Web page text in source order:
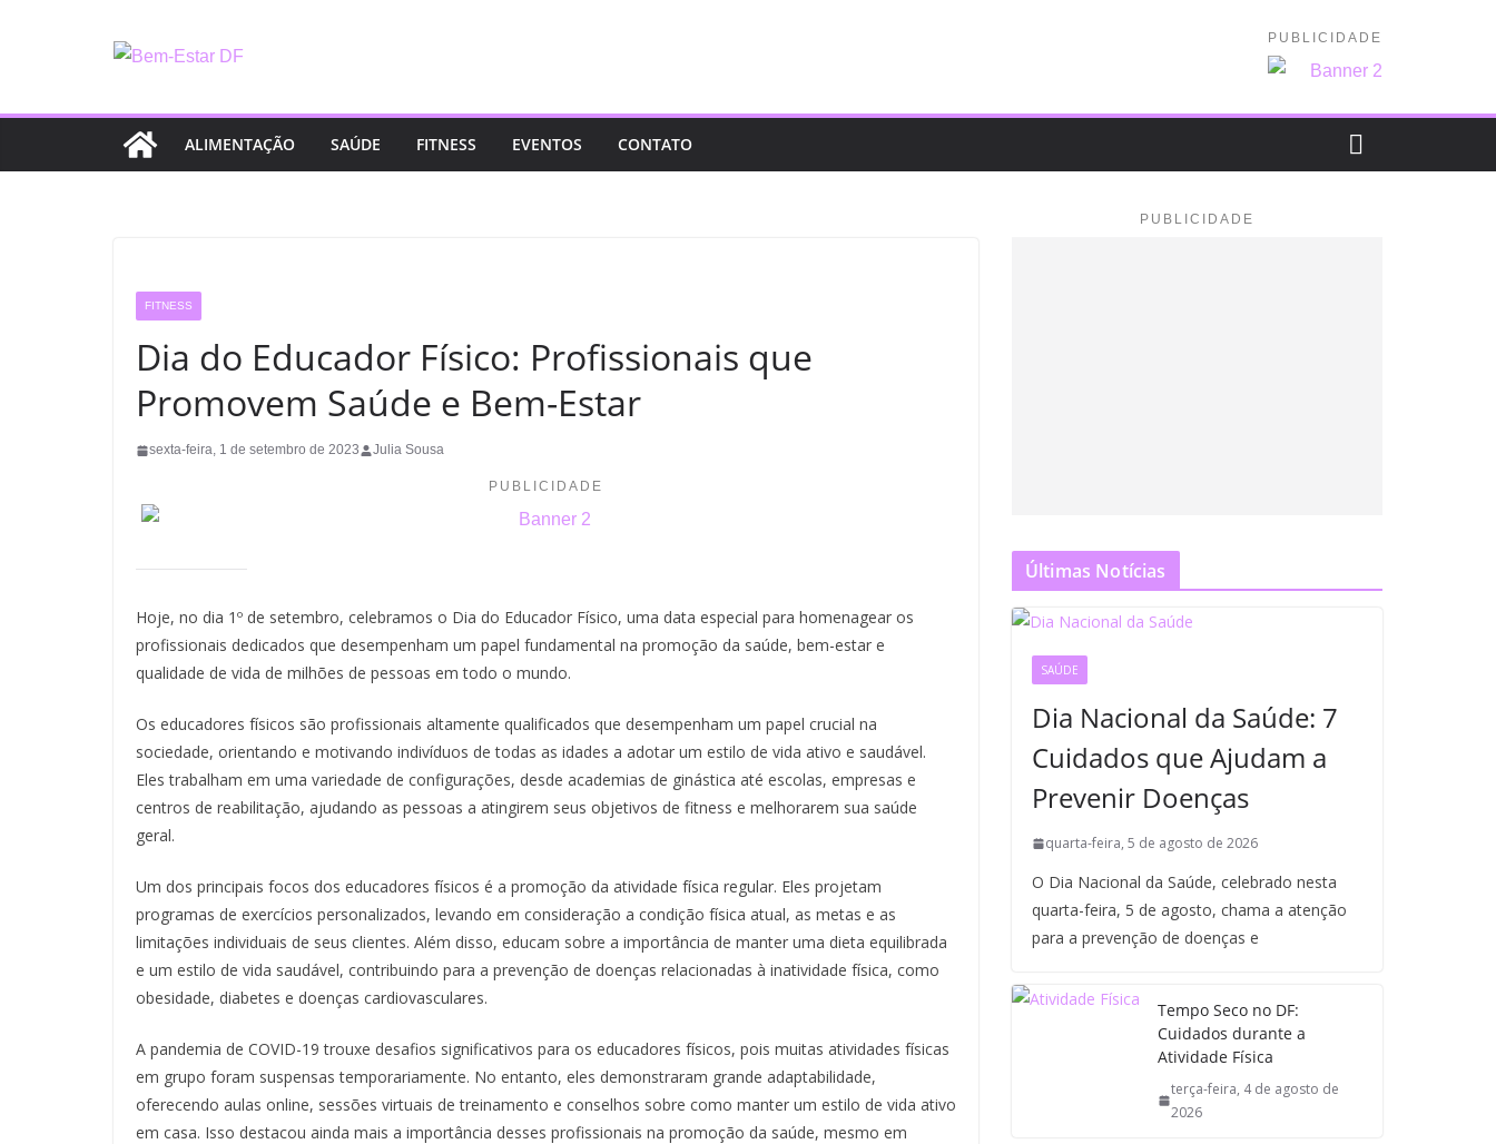
PUBLICIDADE
ALIMENTAÇÃO SAÚDE FITNESS EVENTOS CONTATO
FITNESS
Dia do Educador Físico: Profissionais que
Promovem Saúde e Bem-Estar
sexta-feira, 1 de setembro de 2023 Julia Sousa
PUBLICIDADE
Hoje, no dia 1º de setembro, celebramos o Dia do Educador Físico, uma data especial para homenagear os
profissionais dedicados que desempenham um papel fundamental na promoção da saúde, bem-estar e
qualidade de vida de milhões de pessoas em todo o mundo.
Os educadores físicos são profissionais altamente qualificados que desempenham um papel crucial na
sociedade, orientando e motivando indivíduos de todas as idades a adotar um estilo de vida ativo e saudável.
Eles trabalham em uma variedade de configurações, desde academias de ginástica até escolas, empresas e
centros de reabilitação, ajudando as pessoas a atingirem seus objetivos de fitness e melhorarem sua saúde
geral.
Um dos principais focos dos educadores físicos é a promoção da atividade física regular. Eles projetam
programas de exercícios personalizados, levando em consideração a condição física atual, as metas e as
limitações individuais de seus clientes. Além disso, educam sobre a importância de manter uma dieta equilibrada
e um estilo de vida saudável, contribuindo para a prevenção de doenças relacionadas à inatividade física, como
obesidade, diabetes e doenças cardiovasculares.
A pandemia de COVID-19 trouxe desafios significativos para os educadores físicos, pois muitas atividades físicas
em grupo foram suspensas temporariamente. No entanto, eles demonstraram grande adaptabilidade,
oferecendo aulas online, sessões virtuais de treinamento e conselhos sobre como manter um estilo de vida ativo
em casa. Isso destacou ainda mais a importância desses profissionais na promoção da saúde, mesmo em
PUBLICIDADE
Últimas Notícias
SAÚDE
Dia Nacional da Saúde: 7
Cuidados que Ajudam a
Prevenir Doenças
quarta-feira, 5 de agosto de 2026
O Dia Nacional da Saúde, celebrado nesta
quarta-feira, 5 de agosto, chama a atenção
para a prevenção de doenças e
Tempo Seco no DF:
Cuidados durante a
Atividade Física
terça-feira, 4 de agosto de
2026